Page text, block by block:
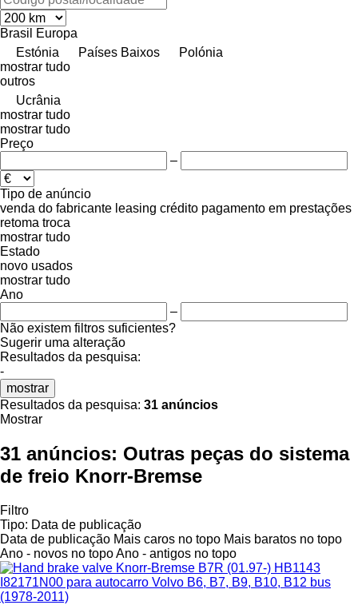
Brasil
Europa
Estónia
Países Baixos
Polónia
mostrar tudo
outros
Ucrânia
mostrar tudo
mostrar tudo
Preço
–
Tipo de anúncio
venda do fabricante leasing crédito pagamento em prestações
retoma troca
mostrar tudo
Estado
novo usados
mostrar tudo
Ano
–
Não existem filtros suficientes?
Sugerir uma alteração
Resultados da pesquisa:
-
mostrar
Resultados da pesquisa: 31 anúncios
Mostrar
31 anúncios: Outras peças do sistema
de freio Knorr-Bremse
Filtro
Tipo: Data de publicação
Data de publicação Mais caros no topo Mais baratos no topo
Ano - novos no topoAno - antigos no topo